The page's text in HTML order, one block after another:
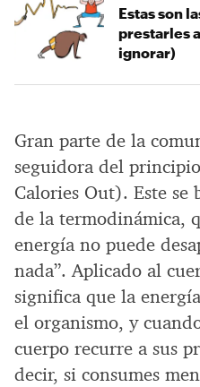
Gran parte de la
seguidora del
Calories Out). Este se
de la termodinámica,
energía no puede
nada”. Aplicado al
significa que la
el organismo, y
cuerpo recurre a sus
decir, si consumes
Estas son
prestarles
ignorar)